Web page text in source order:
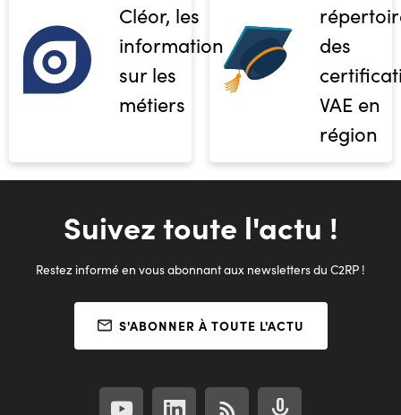
Cléor, les
informations
sur les
métiers
des
VAE en
région
Suivez toute l'actu !
Restez informé en vous abonnant aux newsletters du C2RP !
S'ABONNER À TOUTE L'ACTU